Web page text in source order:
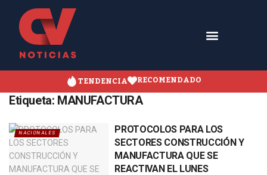
TENDENCIA RECOMENDADO
Etiqueta: MANUFACTURA
NACIONALES
PROTOCOLOS PARA LOS
SECTORES CONSTRUCCIÓN Y
MANUFACTURA QUE SE
REACTIVAN EL LUNES